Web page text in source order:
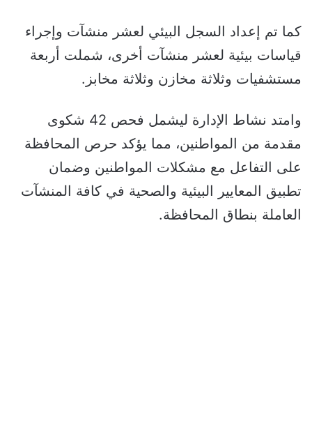
كما تم إعداد السجل البيئي لعشر منشآت وإجراء
قياسات بيئية لعشر منشآت أخرى، شملت أربعة
مستشفيات وثلاثة مخازن وثلاثة مخابز.
وامتد نشاط الإدارة ليشمل فحص 42 شكوى
مقدمة من المواطنين، مما يؤكد حرص المحافظة
على التفاعل مع مشكلات المواطنين وضمان
تطبيق المعايير البيئية والصحية في كافة المنشآت
العاملة بنطاق المحافظة.